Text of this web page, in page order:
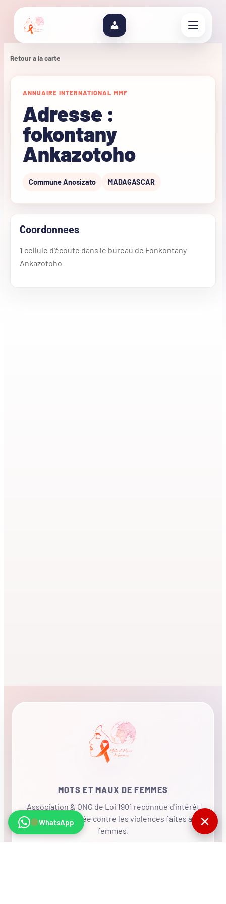
Retour a la carte
ANNUAIRE INTERNATIONAL MMF
Adresse :
fokontany
Ankazotoho
Commune Anosizato MADAGASCAR
Coordonnees
1 cellule d’écoute dans le bureau de Fonkontany
Ankazotoho
MOTS ET MAUX DE FEMMES
Association & ONG de Loi 1901 reconnue d'intérêt
général, mobilisée contre les violences faites aux
femmes.
WhatsApp ✕